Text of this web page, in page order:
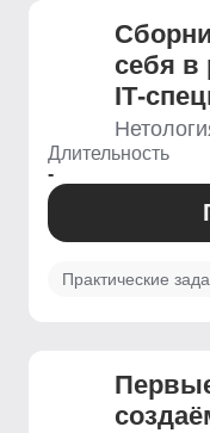
себя в
Длительность
-
Практические